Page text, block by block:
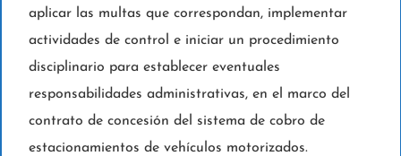
aplicar las multas que correspondan, implementar
actividades de control e iniciar un procedimiento
disciplinario para establecer eventuales
responsabilidades administrativas, en el marco del
contrato de concesión del sistema de cobro de
estacionamientos de vehículos motorizados.